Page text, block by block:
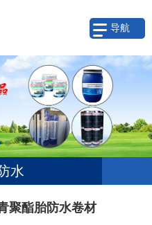
导航
水
聚酯胎防水卷材